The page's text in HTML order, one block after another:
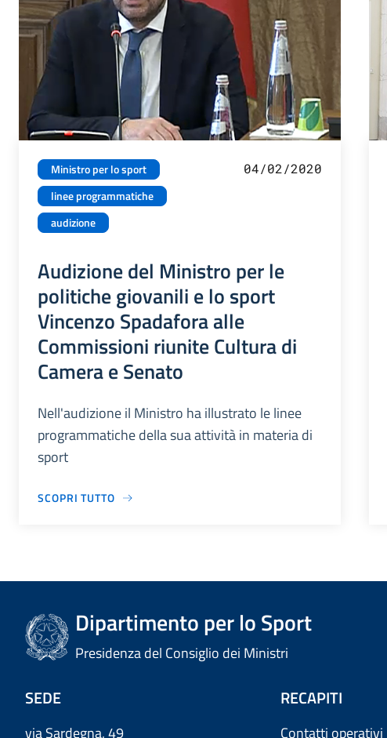
Ministro per lo sport
linee programmatiche
audizione
04/02/2020
Audizione del Ministro per le
politiche giovanili e lo sport
Vincenzo Spadafora alle
Commissioni riunite Cultura di
Camera e Senato
Nell'audizione il Ministro ha illustrato le linee
programmatiche della sua attività in materia di
sport
SCOPRI TUTTO
Dipartimento per lo Sport
Presidenza del Consiglio dei Ministri
SEDE
via Sardegna, 49
RECAPITI
Contatti operativi